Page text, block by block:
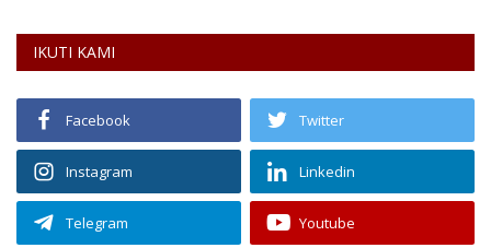
IKUTI KAMI
Facebook Twitter
Instagram Linkedin
Telegram Youtube